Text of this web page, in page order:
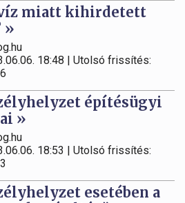
miatt kihirdetett
»
18:48 | Utolsó frissítés:
építésügyi
»
18:53 | Utolsó frissítés:
esetében a